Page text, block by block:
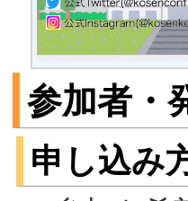
参加者・
申し込み